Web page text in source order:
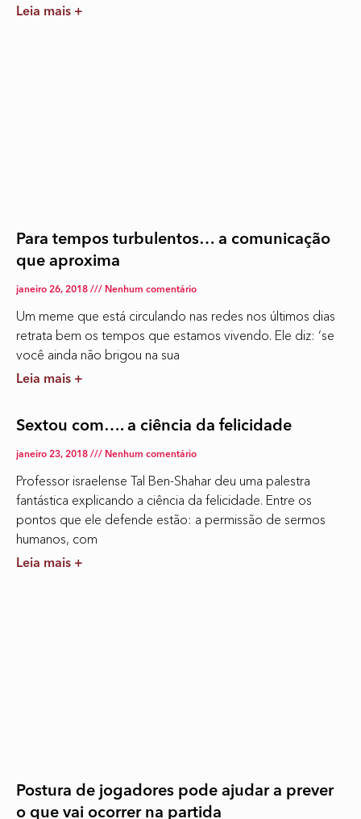
Leia mais +
Para tempos turbulentos… a comunicação
que aproxima
janeiro 26, 2018 Nenhum comentário
Um meme que está circulando nas redes nos últimos dias
retrata bem os tempos que estamos vivendo. Ele diz: ‘se
você ainda não brigou na sua
Leia mais +
Sextou com…. a ciência da felicidade
janeiro 23, 2018 Nenhum comentário
Professor israelense Tal Ben-Shahar deu uma palestra
fantástica explicando a ciência da felicidade. Entre os
pontos que ele defende estão: a permissão de sermos
humanos, com
Leia mais +
Postura de jogadores pode ajudar a prever
o que vai ocorrer na partida